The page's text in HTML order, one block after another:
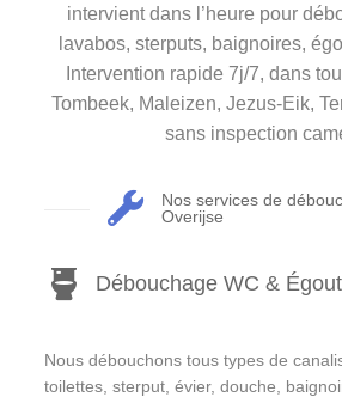
intervient dans l’heure pour
lavabos, sterputs, baignoires,
Intervention rapide 7j/7, dans
Tombeek, Maleizen, Jezus-Eik,
sans inspection
Nos services de
Overijse
Débouchage WC &
Nous débouchons tous types de
toilettes, sterput, évier, douche,